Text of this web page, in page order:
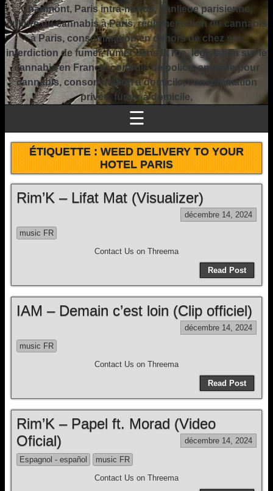
Chaumont, Paris intra-muros, banlieue parisienne,
culture du cannabis à Paris, réglementation du cannabis
à Paris, consommation en dehors de chez soi,
interdiction de fumer, fumer dans la rue, législation sur le
cannabis en France, contrôle de police, amende pour
cannabis, consommation à domicile, consommation
privée, fumer à domicile,
☰
ÉTIQUETTE :WEED DELIVERY TO YOUR
HOTEL PARIS
Rim’K – Lifat Mat (Visualizer)
décembre 14, 2024
music FR
Contact Us on Threema
Read Post
IAM – Demain c’est loin (Clip officiel)
décembre 14, 2024
music FR
Contact Us on Threema
Read Post
Rim’K – Papel ft. Morad (Video
Oficial)
décembre 14, 2024
Espagnol - español
music FR
Contact Us on Threema